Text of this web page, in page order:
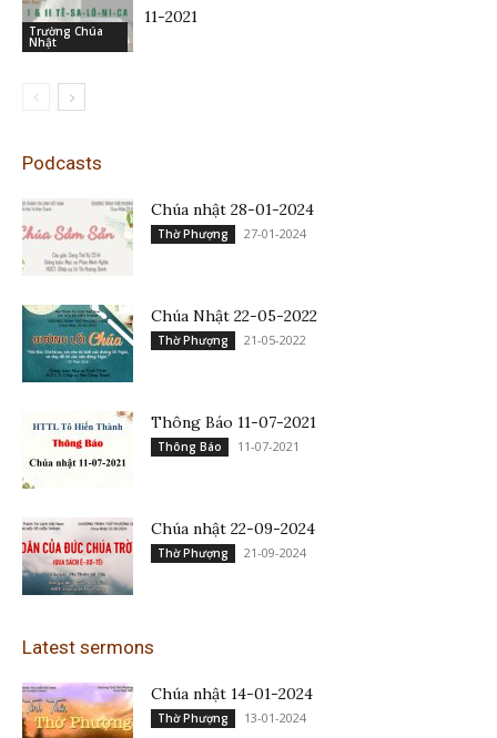
Trường Chúa
Nhật
11-2021
Podcasts
Chúa nhật 28-01-2024
Thờ Phượng 27-01-2024
Chúa Nhật 22-05-2022
Thờ Phượng 21-05-2022
Thông Báo 11-07-2021
Thông Báo 11-07-2021
Chúa nhật 22-09-2024
Thờ Phượng 21-09-2024
Latest sermons
Chúa nhật 14-01-2024
Thờ Phượng 13-01-2024